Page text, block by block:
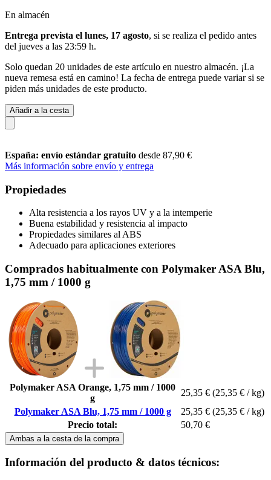
En almacén
Entrega prevista el lunes, 17 agosto, si se realiza el pedido antes
del jueves a las 23:59 h.
Solo quedan 20 unidades de este artículo en nuestro almacén. ¡La
nueva remesa está en camino! La fecha de entrega puede variar si se
piden más unidades de este producto.
Añadir a la cesta
España: envío estándar gratuito desde 87,90 €
Más información sobre envío y entrega
Propiedades
Alta resistencia a los rayos UV y a la intemperie
Buena estabilidad y resistencia al impacto
Propiedades similares al ABS
Adecuado para aplicaciones exteriores
Comprados habitualmente con Polymaker ASA Blu,
1,75 mm / 1000 g
Polymaker ASA Orange, 1,75 mm / 1000
g
25,35 € (25,35 € / kg)
Polymaker ASA Blu, 1,75 mm / 1000 g
25,35 € (25,35 € / kg)
Precio total:
50,70 €
Ambas a la cesta de la compra
Información del producto & datos técnicos: